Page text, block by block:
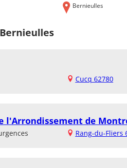
Bernieulles
Cucq 62780
l'Arrondissement de
Rang-du-Fliers